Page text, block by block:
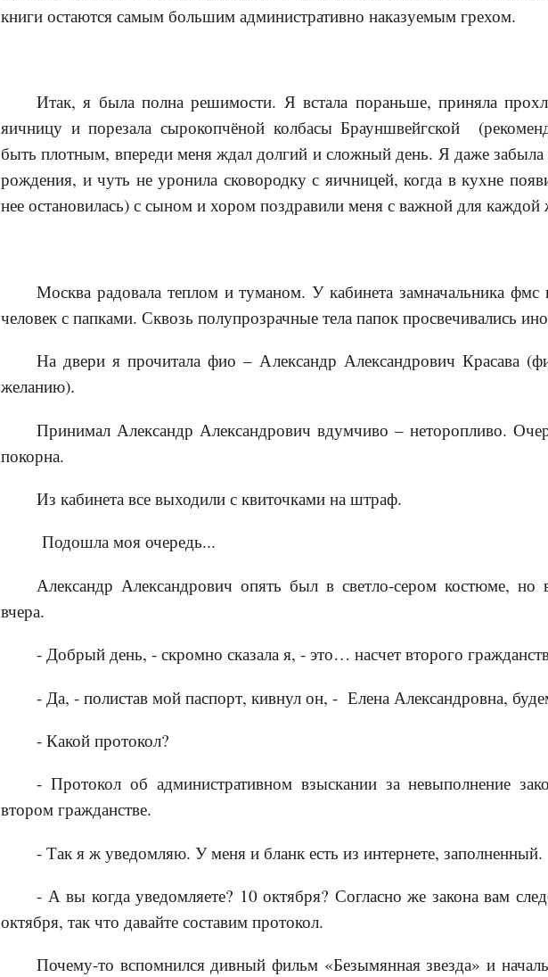
книги остаются самым большим административно наказуемым грехом.
Итак, я была полна решимости. Я встала пораньше, приняла
яичницу и порезала сырокопчёной колбасы Брауншвейгской
быть плотным, впереди меня ждал долгий и сложный день. Я даже
рождения, и чуть не уронила сковородку с яичницей, когда в кухне
нее остановилась) с сыном и хором поздравили меня с важной для
Москва радовала теплом и туманом. У кабинета замначальника фмс
человек с папками. Сквозь полупрозрачные тела папок просвечивались
На двери я прочитала фио – Александр Александрович Красава
желанию).
Принимал Александр Александрович вдумчиво – неторопливо.
покорна.
Из кабинета все выходили с квиточками на штраф.
Подошла моя очередь...
Александр Александрович опять был в светло-сером костюме,
вчера.
- Добрый день, - скромно сказала я, - это… насчет второго
- Да, - полистав мой паспорт, кивнул он, - Елена Александровна,
- Какой протокол?
- Протокол об административном взыскании за невыполнение
втором гражданстве.
- Так я ж уведомляю. У меня и бланк есть из интернете, заполненный.
- А вы когда уведомляете? 10 октября? Согласно же закона вам
октября, так что давайте составим протокол.
Почему-то вспомнился дивный фильм «Безымянная звезда» и